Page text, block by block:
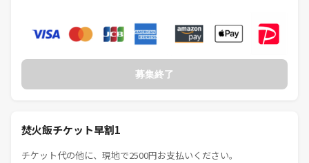
募集終了
焚火飯チケット早割1
チケット代の他に、現地で2500円お支払いください。